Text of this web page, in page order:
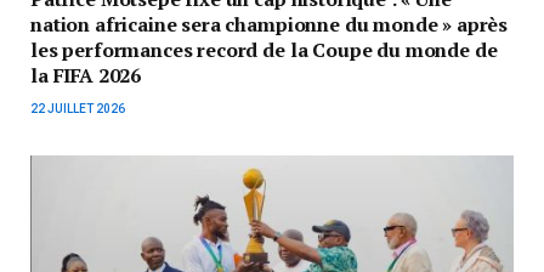
nation africaine sera championne du monde » après
les performances record de la Coupe du monde de
la FIFA 2026
22 JUILLET 2026